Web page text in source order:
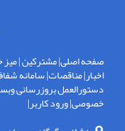
صفحه اصلی|مشترکین|
اخبار|مناقصات|سامانه
دستورالعمل بروزرسانی
خصوصی|ورود کاربر|